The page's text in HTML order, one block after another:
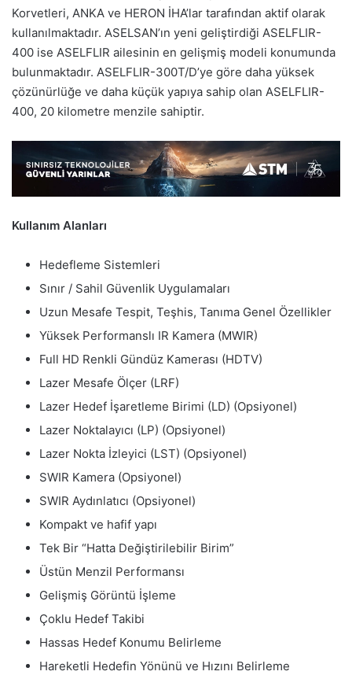
Korvetleri, ANKA ve HERON İHA’lar tarafından aktif olarak
kullanılmaktadır. ASELSAN’ın yeni geliştirdiği ASELFLIR-
400 ise ASELFLIR ailesinin en gelişmiş modeli konumunda
bulunmaktadır. ASELFLIR-300T/D’ye göre daha yüksek
çözünürlüğe ve daha küçük yapıya sahip olan ASELFLIR-
400, 20 kilometre menzile sahiptir.
Kullanım Alanları
Hedefleme Sistemleri
Sınır / Sahil Güvenlik Uygulamaları
Uzun Mesafe Tespit, Teşhis, Tanıma Genel Özellikler
Yüksek Performanslı IR Kamera (MWIR)
Full HD Renkli Gündüz Kamerası (HDTV)
Lazer Mesafe Ölçer (LRF)
Lazer Hedef İşaretleme Birimi (LD) (Opsiyonel)
Lazer Noktalayıcı (LP) (Opsiyonel)
Lazer Nokta İzleyici (LST) (Opsiyonel)
SWIR Kamera (Opsiyonel)
SWIR Aydınlatıcı (Opsiyonel)
Kompakt ve hafif yapı
Tek Bir “Hatta Değiştirilebilir Birim”
Üstün Menzil Performansı
Gelişmiş Görüntü İşleme
Çoklu Hedef Takibi
Hassas Hedef Konumu Belirleme
Hareketli Hedefin Yönünü ve Hızını Belirleme